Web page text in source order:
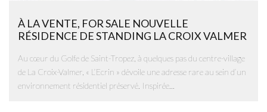
À LA VENTE, FOR SALE NOUVELLE
RÉSIDENCE DE STANDING LA CROIX VALMER
Au cœur du Golfe de Saint-Tropez, à quelques pas du centre-village
de La Croix-Valmer, « L’Ecrin » dévoile une adresse rare au sein d’un
environnement résidentiel préservé. Inspirée...